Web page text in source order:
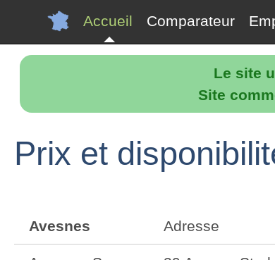
Le site
Site
Accueil Comparateur
Prix et
Avesnes Adresse